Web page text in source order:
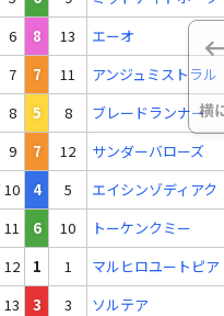
6
8 13 エーオ
7
7 11 アンジュミストラル
8
5 8 ブレードランナー
9
7 12 サンダーバローズ
10
4 5 エイシンゾディアク
11
6 10 トーケンクミー
12
1 1 マルヒロユートピア
13
3 3 ソルテア